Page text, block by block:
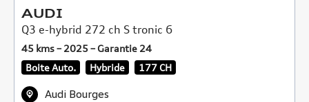
AUDI
Q3 e-hybrid 272 ch S tronic 6
45 kms – 2025 – Garantie 24
Boite Auto.
Hybride 177 CH
Audi Bourges